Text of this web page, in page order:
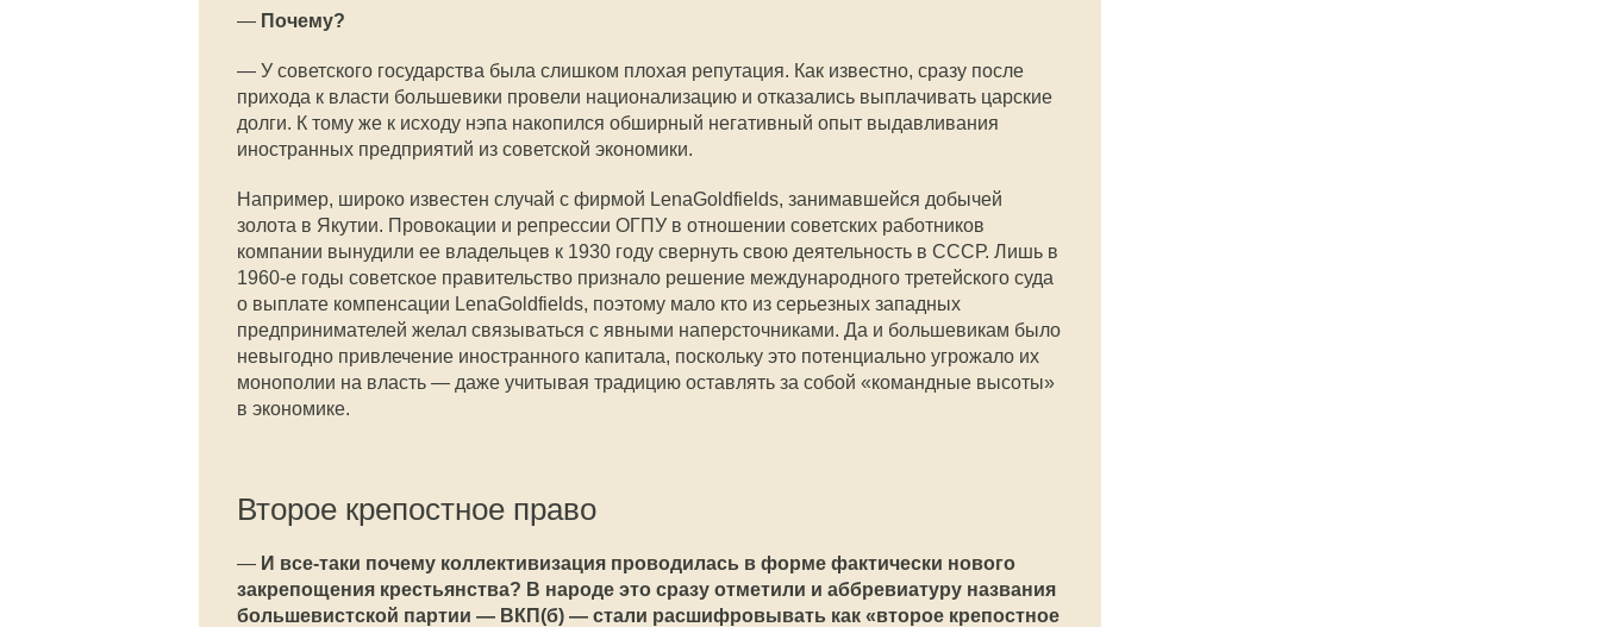
— Почему?
— У советского государства была слишком плохая репутация. Как известно, сразу после
прихода к власти большевики провели национализацию и отказались выплачивать царские
долги. К тому же к исходу нэпа накопился обширный негативный опыт выдавливания
иностранных предприятий из советской экономики.
Например, широко известен случай с фирмой LenaGoldfields, занимавшейся добычей
золота в Якутии. Провокации и репрессии ОГПУ в отношении советских работников
компании вынудили ее владельцев к 1930 году свернуть свою деятельность в СССР. Лишь в
1960-е годы советское правительство признало решение международного третейского суда
о выплате компенсации LenaGoldfields, поэтому мало кто из серьезных западных
предпринимателей желал связываться с явными наперсточниками. Да и большевикам было
невыгодно привлечение иностранного капитала, поскольку это потенциально угрожало их
монополии на власть — даже учитывая традицию оставлять за собой «командные высоты»
в экономике.
Второе крепостное право
— И все-таки почему коллективизация проводилась в форме фактически нового
закрепощения крестьянства? В народе это сразу отметили и аббревиатуру названия
большевистской партии — ВКП(б) — стали расшифровывать как «второе крепостное